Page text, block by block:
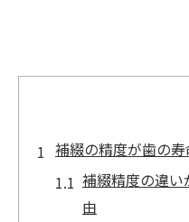
補綴の精度が歯の
補綴精度の違
由